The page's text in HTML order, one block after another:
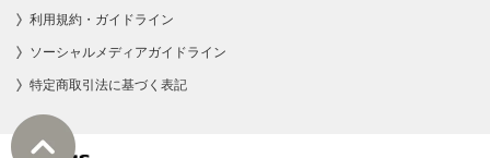
利⽤規約・ガイドライン
ソーシャルメディアガイドライン
特定商取引法に基づく表記